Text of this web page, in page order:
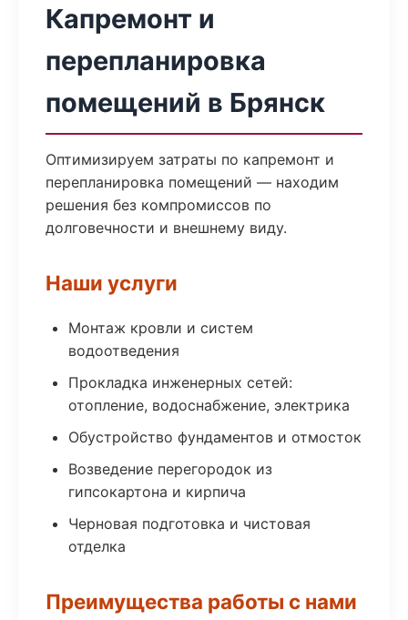
Капремонт и
перепланировка
помещений в Брянск
Оптимизируем затраты по капремонт и
перепланировка помещений — находим
решения без компромиссов по
долговечности и внешнему виду.
Наши услуги
Монтаж кровли и систем
водоотведения
Прокладка инженерных сетей:
отопление, водоснабжение, электрика
Обустройство фундаментов и отмосток
Возведение перегородок из
гипсокартона и кирпича
Черновая подготовка и чистовая
отделка
Преимущества работы с нами